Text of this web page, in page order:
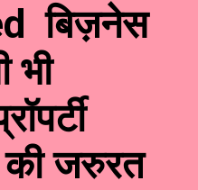
बिज़नेस
भी
की जरुरत